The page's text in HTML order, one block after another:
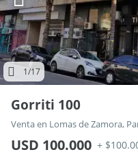
1/17
Gorriti 100
Venta en Lomas de Zamora,
USD 100.000 +